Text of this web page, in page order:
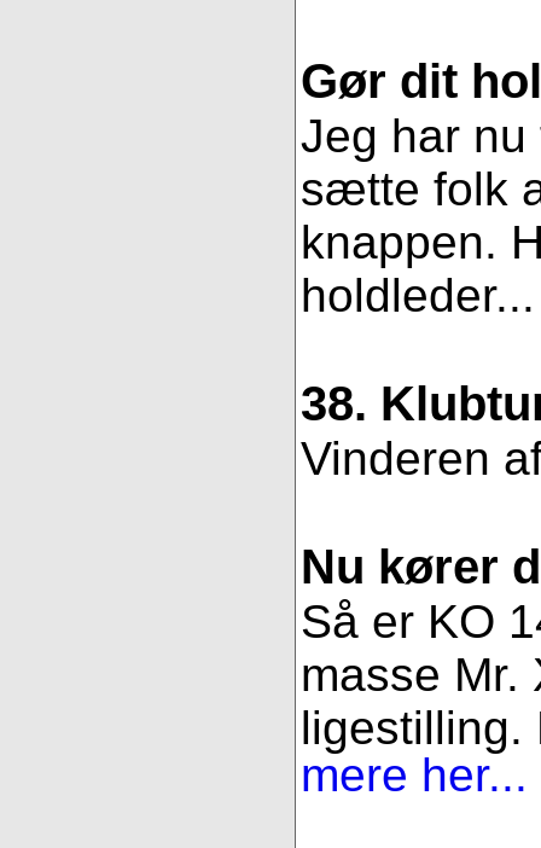
Gør dit
Jeg har
sætte folk
knappen.
38.
Vinderen
Nu kører
Så er KO
masse Mr.
mere her...